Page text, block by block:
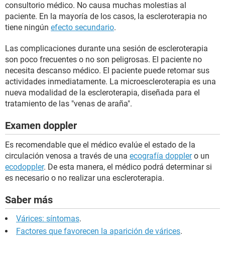
consultorio médico. No causa muchas molestias al
paciente. En la mayoría de los casos, la escleroterapia no
tiene ningún efecto secundario.
Las complicaciones durante una sesión de escleroterapia
son poco frecuentes o no son peligrosas. El paciente no
necesita descanso médico. El paciente puede retomar sus
actividades inmediatamente. La microescleroterapia es una
nueva modalidad de la escleroterapia, diseñada para el
tratamiento de las "venas de araña".
Examen doppler
Es recomendable que el médico evalúe el estado de la
circulación venosa a través de una ecografía dopplero un
ecodoppler. De esta manera, el médico podrá determinar si
es necesario o no realizar una escleroterapia.
Saber más
Várices: síntomas.
Factores que favorecen la aparición de várices.